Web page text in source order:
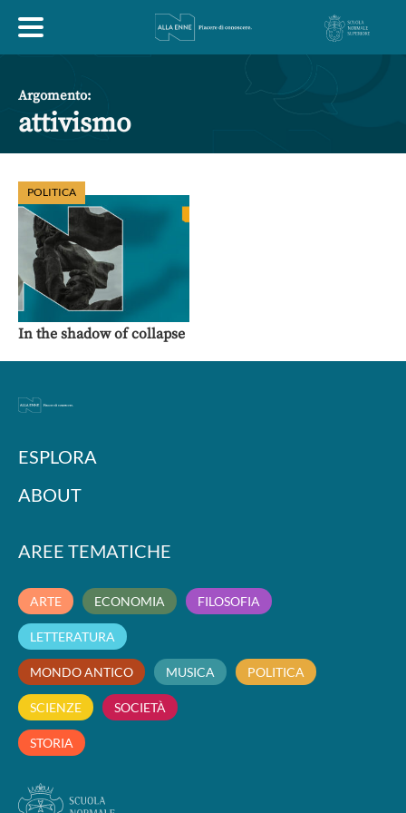
ESPLORA
ABOUT
ARTE
LETTERATURA MONDO ANTICO
POLITICA SCIENZE SOCIETÀ STORIA
Argomento:
attivismo
POLITICA
In the shadow of collapse
ESPLORA
ABOUT
AREE TEMATICHE
ARTE ECONOMIA FILOSOFIA
LETTERATURA
MONDO ANTICO MUSICA POLITICA
SCIENZE SOCIETÀ
STORIA